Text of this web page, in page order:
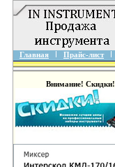
Главная Прайс-лист
Внимание! Скидки!